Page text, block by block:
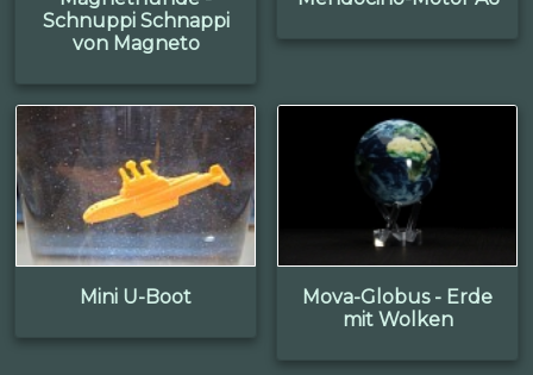
Schnuppi Schnappi
von Magneto
Mini U-Boot
Mova-Globus - Erde
mit Wolken